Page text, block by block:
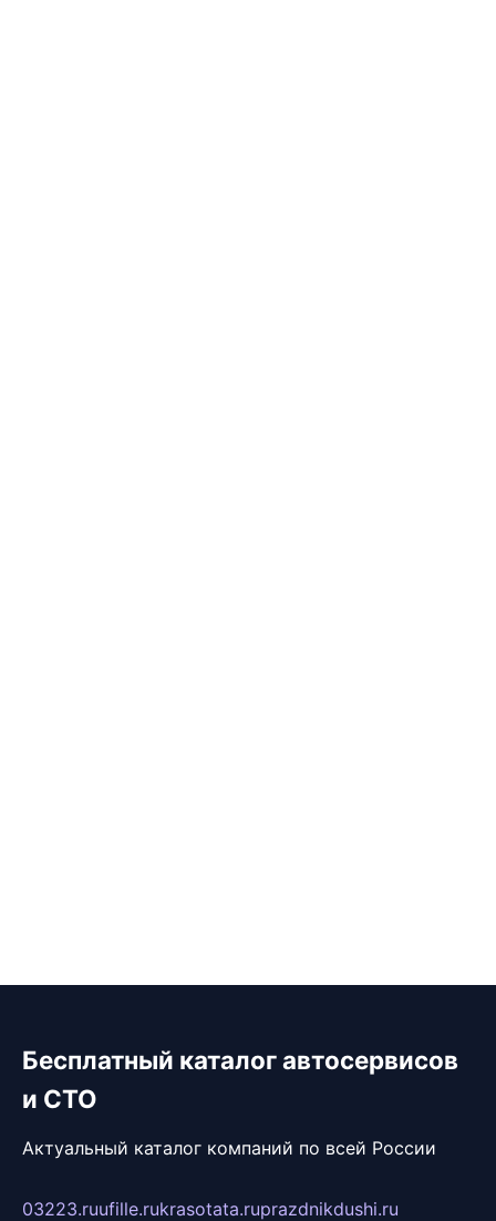
Бесплатный каталог автосервисов
и СТО
Актуальный каталог компаний по всей России
03223.ruufille.rukrasotata.ruprazdnikdushi.ru